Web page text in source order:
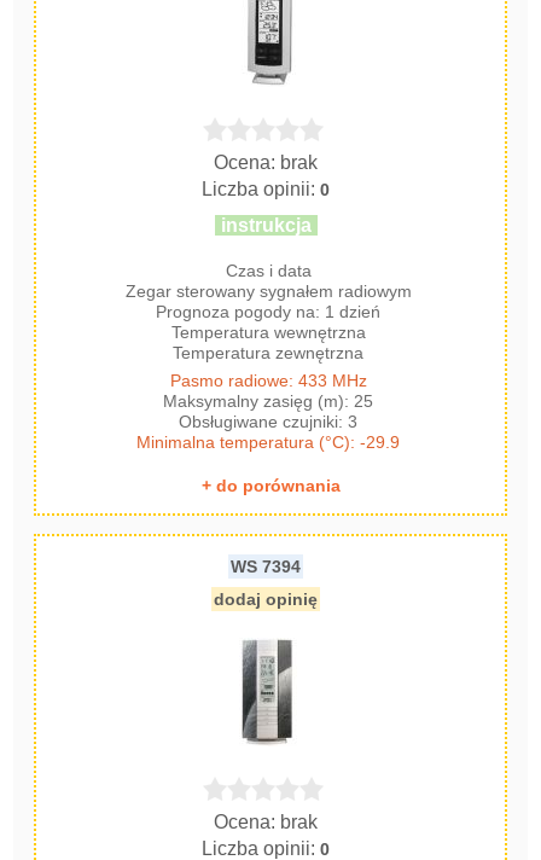
Ocena: brak
Liczba opinii:0
instrukcja
Czas i data
Zegar sterowany sygnałem radiowym
Prognoza pogody na: 1 dzień
Temperatura wewnętrzna
Temperatura zewnętrzna
Pasmo radiowe: 433 MHz
Maksymalny zasięg (m): 25
Obsługiwane czujniki: 3
Minimalna temperatura (°C): -29.9
+ do porównania
WS 7394
dodaj opinię
Ocena: brak
Liczba opinii:0